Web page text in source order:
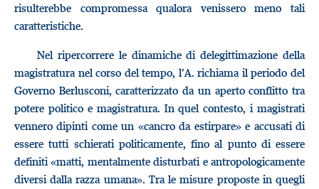
risulterebbe compromessa qualora venissero meno tali
caratteristiche.
Nel ripercorrere le dinamiche di delegittimazione della
magistratura nel corso del tempo, l’A. richiama il periodo del
Governo Berlusconi, caratterizzato da un aperto conflitto tra
potere politico e magistratura. In quel contesto, i magistrati
vennero dipinti come un «cancro da estirpare» e accusati di
essere tutti schierati politicamente, fino al punto di essere
definiti «matti, mentalmente disturbati e antropologicamente
diversi dalla razza umana». Tra le misure proposte in quegli